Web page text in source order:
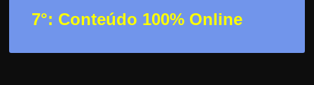
7°: Conteúdo 100% Online